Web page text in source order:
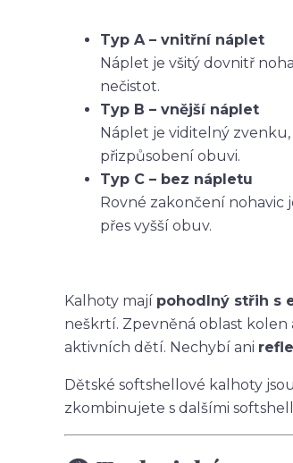
Typ A – vnitřní náplet
Náplet je všitý dovnitř
nečistot.
Typ B – vnější náplet
Náplet je viditelný
přizpůsobení obuvi.
Typ C – bez nápletu
Rovné zakončení
přes vyšší obuv.
Kalhoty mají pohodlný střih s
neškrtí. Zpevněná oblast kolen
aktivních dětí. Nechybí ani
Dětské softshellové kalhoty
zkombinujete s dalšími